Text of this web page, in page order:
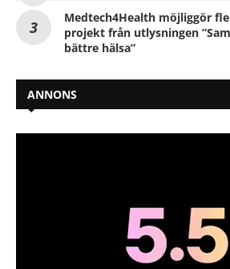
Medtech4Health möjliggör
projekt från utlysningen
bättre hälsa”
ANNONS